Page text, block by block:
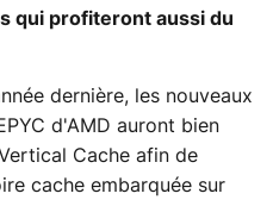
qui profiteront aussi du
dernière, les nouveaux
d'AMD auront bien
Cache afin de
cache embarquée sur